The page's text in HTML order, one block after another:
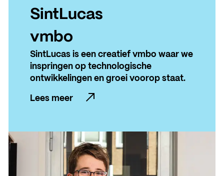
SintLucas
vmbo
SintLucas is een creatief vmbo waar we
inspringen op technologische
ontwikkelingen en groei voorop staat.
Lees meer